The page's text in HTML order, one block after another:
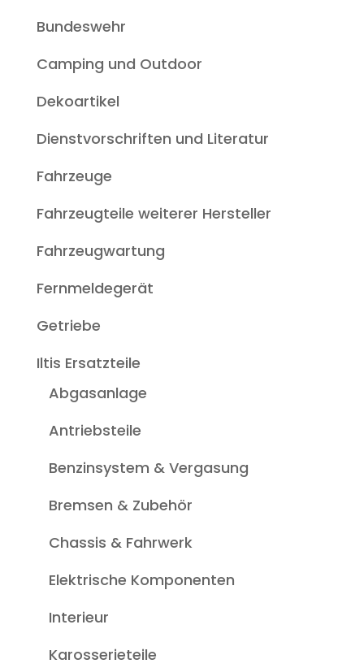
Bundeswehr
Camping und Outdoor
Dekoartikel
Dienstvorschriften und Literatur
Fahrzeuge
Fahrzeugteile weiterer Hersteller
Fahrzeugwartung
Fernmeldegerät
Getriebe
Iltis Ersatzteile
Abgasanlage
Antriebsteile
Benzinsystem & Vergasung
Bremsen & Zubehör
Chassis & Fahrwerk
Elektrische Komponenten
Interieur
Karosserieteile